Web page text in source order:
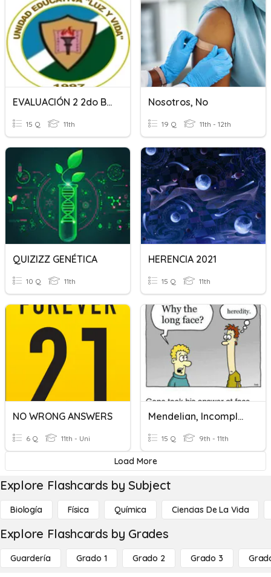
EVALUACIÓN 2 2do BGU
15 Q 11th
Nosotros, No
19 Q 11th - 12th
QUIZIZZ GENÉTICA
10 Q 11th
HERENCIA 2021
15 Q 11th
NO WRONG ANSWERS
6 Q 11th - Uni
Mendelian, Incomplete And Codominance Inheritance
15 Q 9th - 11th
Load More
Explore Flashcards by Subject
Biología Física Química Ciencias De La Vida
Explore Flashcards by Grades
Guardería Grado 1 Grado 2 Grado 3